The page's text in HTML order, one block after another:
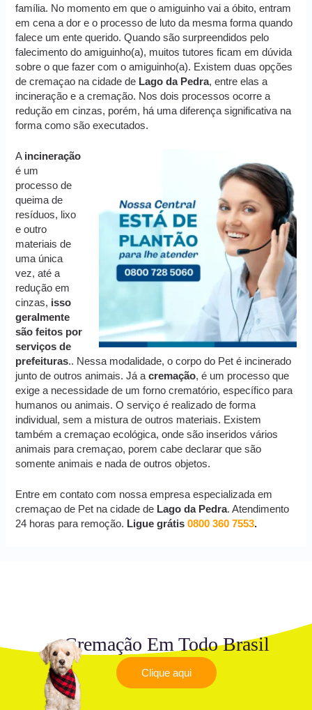
família. No momento em que o amiguinho vai a óbito, entram
em cena a dor e o processo de luto da mesma forma quando
falece um ente querido. Quando são surpreendidos pelo
falecimento do amiguinho(a), muitos tutores ficam em dúvida
sobre o que fazer com o amiguinho(a). Existem duas opções
de cremaçao na cidade de Lago da Pedra, entre elas a
incineração e a cremação. Nos dois processos ocorre a
redução em cinzas, porém, há uma diferença significativa na
forma como são executados.
A incineração
é um
processo de
queima de
resíduos, lixo
e outro
materiais de
uma única
vez, até a
redução em
cinzas, isso
geralmente
são feitos por
serviços de
prefeituras.. Nessa modalidade, o corpo do Pet é incinerado
junto de outros animais. Já acremação, é um processo que
exige a necessidade de um forno crematório, específico para
humanos ou animais. O serviço é realizado de forma
individual, sem a mistura de outros materiais. Existem
também a cremaçao ecológica, onde são inseridos vários
animais para cremaçao, porem cabe declarar que são
somente animais e nada de outros objetos.
Entre em contato com nossa empresa especializada em
cremaçao de Pet na cidade de Lago da Pedra. Atendimento
24 horas para remoção. Ligue grátis0800 360 7553.
Cremação Em Todo Brasil
Clique aqui